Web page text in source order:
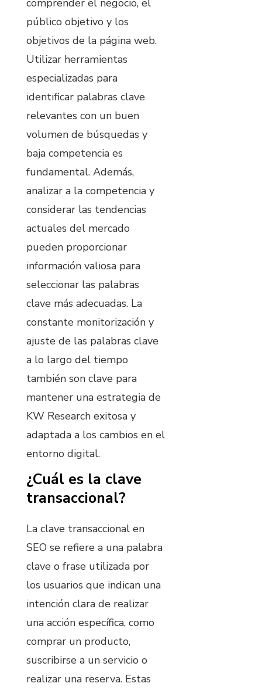
comprender el negocio, el
público objetivo y los
objetivos de la página web.
Utilizar herramientas
especializadas para
identificar palabras clave
relevantes con un buen
volumen de búsquedas y
baja competencia es
fundamental. Además,
analizar a la competencia y
considerar las tendencias
actuales del mercado
pueden proporcionar
información valiosa para
seleccionar las palabras
clave más adecuadas. La
constante monitorización y
ajuste de las palabras clave
a lo largo del tiempo
también son clave para
mantener una estrategia de
KW Research exitosa y
adaptada a los cambios en el
entorno digital.
¿Cuál es la clave
transaccional?
La clave transaccional en
SEO se refiere a una palabra
clave o frase utilizada por
los usuarios que indican una
intención clara de realizar
una acción específica, como
comprar un producto,
suscribirse a un servicio o
realizar una reserva. Estas